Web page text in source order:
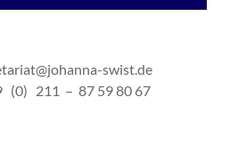
swist.de
(0) 211 – 87 59 80 67